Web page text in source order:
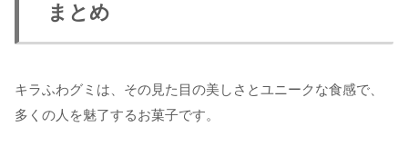
まとめ
キラふわグミは、その見た目の美しさとユニークな食感で、
多くの人を魅了するお菓子です。